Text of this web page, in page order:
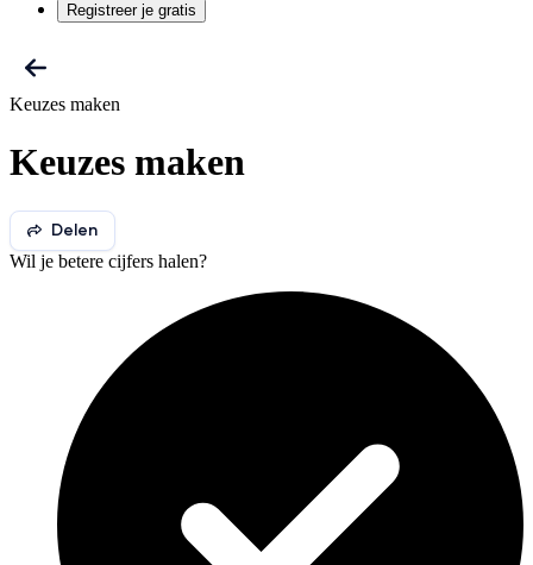
Registreer je gratis
Keuzes maken
Keuzes maken
Delen
Wil je betere cijfers halen?